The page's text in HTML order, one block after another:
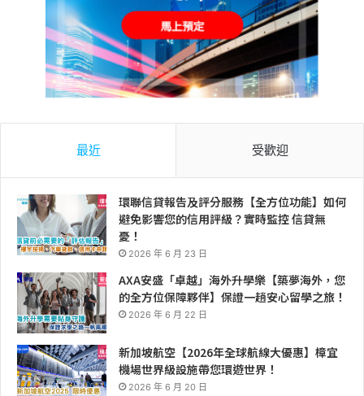
最近 受歡迎
環聯信貸報告及評分服務【全方位功能】如何
避免影響您的信用評級？實時監控 信貸無
憂！
2026 年 6 月 23 日
AXA安盛「卓越」海外升學樂【築夢海外，您
的全方位保障夥伴】保證一趟安心留學之旅！
2026 年 6 月 22 日
新加坡航空【2026年全球航線大優惠】樟宜
機場世界級設施帶您環遊世界！
2026 年 6 月 20 日